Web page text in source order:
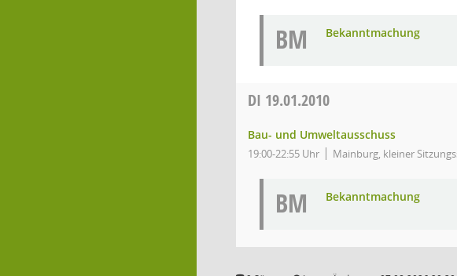
BM Bekanntmachung
DI 19.01.2010
Bau- und Umweltausschuss
19:00-22:55 Uhr Mainburg, kleiner
BM Bekanntmachung